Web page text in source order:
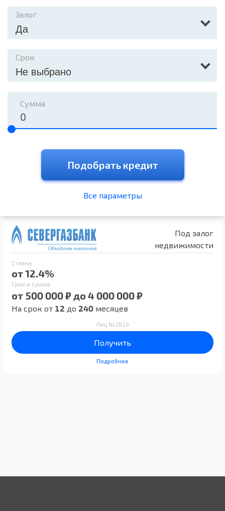
Залог
Да
Срок
Не выбрано
Сумма
Подобрать кредит
Все параметры
Под залог
недвижимости
Ставка
от 12.4%
Срок и сумма
от 500 000 ₽ до 4 000 000 ₽
На срок от 12 до 240 месяцев
Лиц №2816
Получить
Подробнее